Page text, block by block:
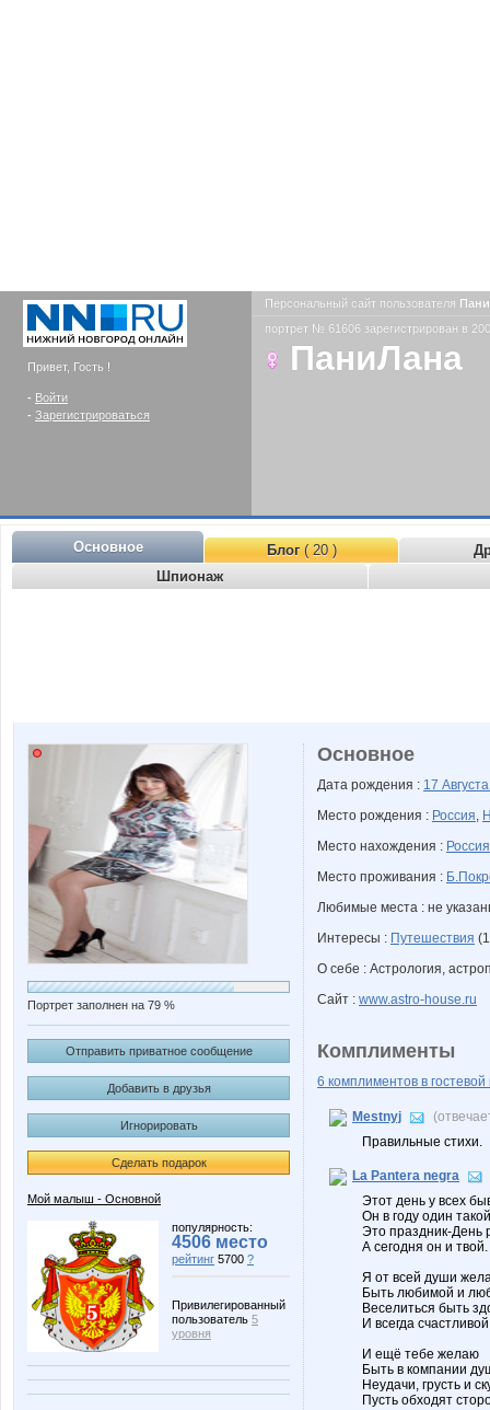
Привет, Гость !
- Войти
- Зарегистрироваться
Персональный сайт пользователя
портрет № 61606 зарегистрирован в
ПаниЛана
Основное Блог( 20 )
Шпионаж
Портрет заполнен на 79 %
Отправить приватное сообщение
Добавить в друзья
Игнорировать
Сделать подарок
Мой малыш - Основной
популярность:
4506 место
рейтинг 5700 ?
Привилегированный
пользователь 5
уровня
Основное
Дата рождения : 17
Место рождения : Россия,
Место нахождения : Россия
Место проживания :
Любимые места : не
Интересы : Путешествия
О себе : Астрология,
Сайт : www.astro-house.ru
Комплименты
6 комплиментов в гостевой
Mestnyj
Правильные стихи.
La Pantera negra
Этот день у всех
Он в году один
Это праздник-День
А сегодня он и твой.
Я от всей души
Быть любимой и
Веселиться быть
И всегда
И ещё тебе желаю
Быть в компании
Неудачи, грусть и
Пусть обходят